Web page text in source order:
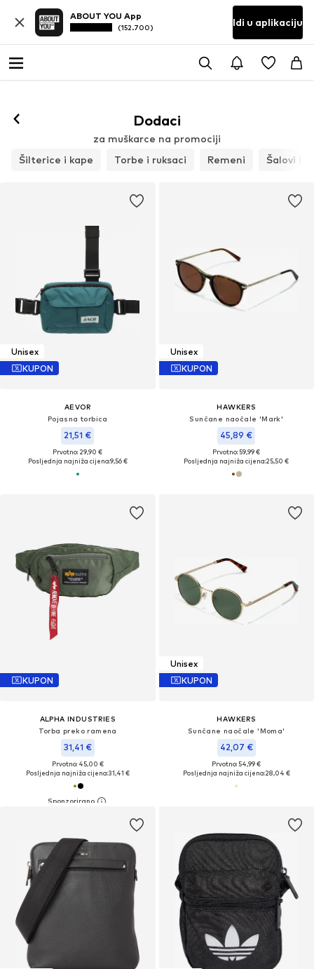
ABOUT YOU App
(152.700) Idi u aplikaciju
Dodaci
za muškarce na promociji
Šilterice i kape
Torbe i ruksaci Remeni Šalovi i
Unisex
KUPON
AEVOR
Pojasna torbica
21,51 €
Prvotno: 29,90 €
Posljednja najniža cijena:9,56 €
Unisex
KUPON
HAWKERS
Sunčane naočale 'Mark'
45,89 €
Prvotno: 59,99 €
Posljednja najniža cijena:25,50 €
KUPON
ALPHA INDUSTRIES
Torba preko ramena
31,41 €
Prvotno: 45,00 €
Posljednja najniža cijena:31,41 €
Unisex
KUPON
HAWKERS
Sunčane naočale 'Moma'
42,07 €
Prvotno: 54,99 €
Posljednja najniža cijena:28,04 €